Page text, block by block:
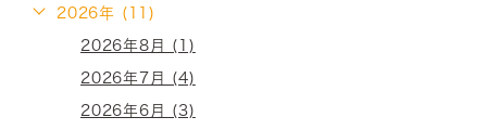
2026年 (11)
2026年8月 (1)
2026年7月 (4)
2026年6月 (3)